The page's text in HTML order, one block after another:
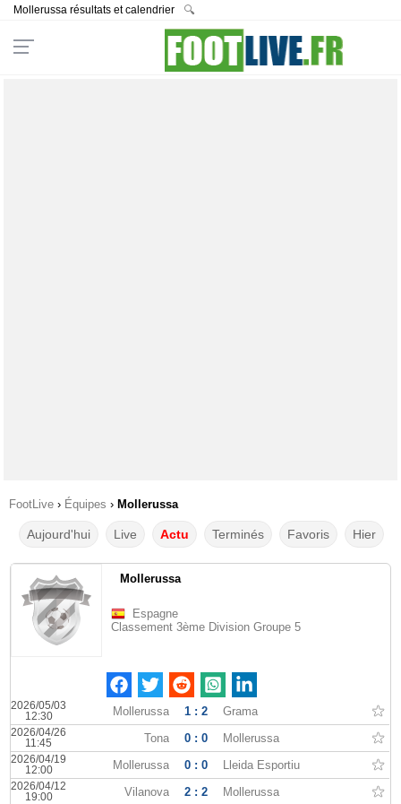
Mollerussa résultats et calendrier 🔍
FootLive › Équipes › Mollerussa
Aujourd'hui Live Actu Terminés Favoris Hier
Mollerussa
Espagne
Classement 3ème Division Groupe 5
2026/05/03
12:30
Mollerussa 1 : 2 Grama
2026/04/26
11:45
Tona 0 : 0 Mollerussa
2026/04/19
12:00
Mollerussa 0 : 0 Lleida Esportiu
2026/04/12
19:00
Vilanova 2 : 2 Mollerussa